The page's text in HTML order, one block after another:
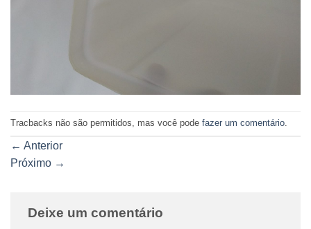
Tracbacks não são permitidos, mas você pode fazer um comentário
← Anterior
Próximo →
Deixe um comentário